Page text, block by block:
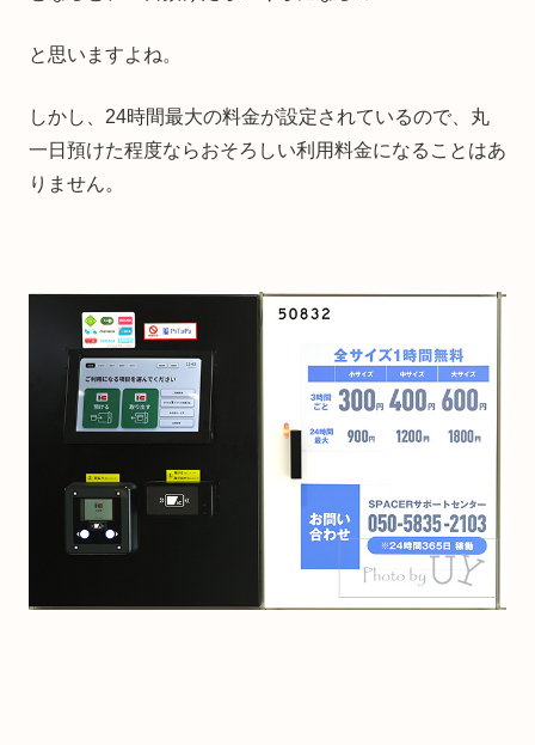
と思いますよね。
しかし、24時間最大の料金が設定されているので、丸
一日預けた程度ならおそろしい利用料金になることはあ
りません。